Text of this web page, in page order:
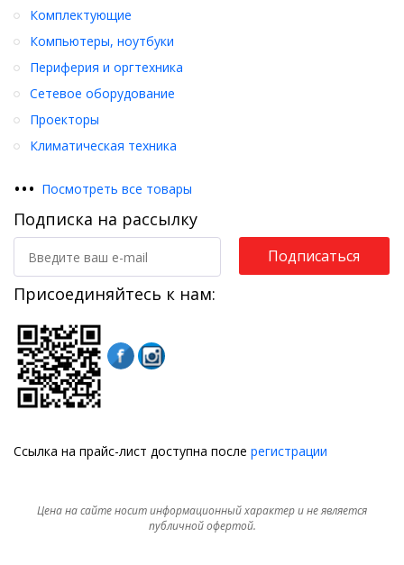
Комплектующие
Компьютеры, ноутбуки
Периферия и оргтехника
Сетевое оборудование
Проекторы
Климатическая техника
••• Посмотреть все товары
Подписка на рассылку
Подписаться
Присоединяйтесь к нам:
Ссылка на прайс-лист доступна после регистрации
Цена на сайте носит информационный характер и не является
публичной офертой.